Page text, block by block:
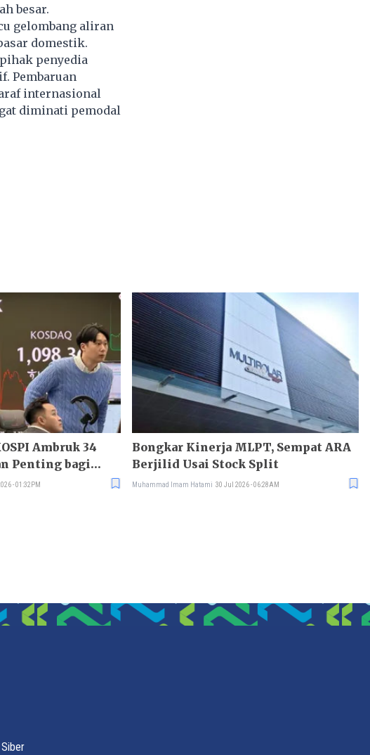
besar.
gelombang aliran
domestik.
penyedia
Pembaruan
internasional
diminati pemodal
Ambruk 34
Penting bagi
- 01:32PM
Bongkar Kinerja MLPT, Sempat ARA
Berjilid Usai Stock Split
Muhammad Imam Hatami 30 Jul 2026 - 06:28AM